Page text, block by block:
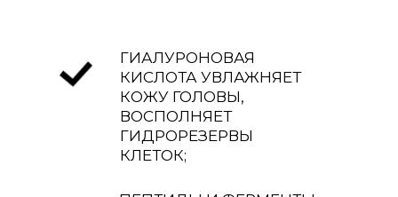
ГИАЛУРОНОВАЯ
КИСЛОТА УВЛАЖНЯЕТ
КОЖУ ГОЛОВЫ,
ВОСПОЛНЯЕТ
ГИДРОРЕЗЕРВЫ
КЛЕТОК;